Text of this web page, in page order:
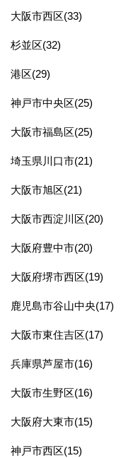
大阪市西区(33)
杉並区(32)
港区(29)
神戸市中央区(25)
大阪市福島区(25)
埼玉県川口市(21)
大阪市旭区(21)
大阪市西淀川区(20)
大阪府豊中市(20)
大阪府堺市西区(19)
鹿児島市谷山中央(17)
大阪市東住吉区(17)
兵庫県芦屋市(16)
大阪市生野区(16)
大阪府大東市(15)
神戸市西区(15)